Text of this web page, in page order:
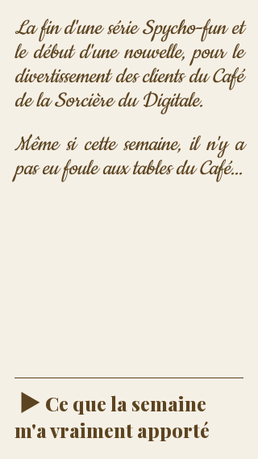
La fin d'une série Spycho-fun et
le début d'une nouvelle, pour le
divertissement des clients du Café
de la Sorcière du Digitale.
Même si cette semaine, il n'y a
pas eu foule aux tables du Café...
▶️ Ce que la semaine
m'a vraiment apporté